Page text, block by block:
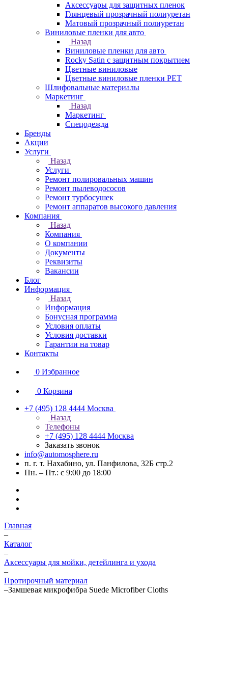
Аксессуары для защитных пленок
Глянцевый прозрачный полиуретан
Матовый прозрачный полиуретан
Виниловые пленки для авто
Назад
Виниловые пленки для авто
Rocky Satin с защитным покрытием
Цветные виниловые
Цветные виниловые пленки PET
Шлифовальные материалы
Маркетинг
Назад
Маркетинг
Спецодежда
Бренды
Акции
Услуги
Назад
Услуги
Ремонт полировальных машин
Ремонт пылеводососов
Ремонт турбосушек
Ремонт аппаратов высокого давления
Компания
Назад
Компания
О компании
Документы
Реквизиты
Вакансии
Блог
Информация
Назад
Информация
Бонусная программа
Условия оплаты
Условия доставки
Гарантии на товар
Контакты
0 Избранное
0 Корзина
+7 (495) 128 4444 Москва
Назад
Телефоны
+7 (495) 128 4444 Москва
Заказать звонок
info@automosphere.ru
п. г. т. Нахабино, ул. Панфилова, 32Б стр.2
Пн. – Пт.: с 9:00 до 18:00
Главная
–
Каталог
–
Аксессуары для мойки, детейлинга и ухода
–
Протирочный материал
–Замшевая микрофибра Suede Microfiber Cloths